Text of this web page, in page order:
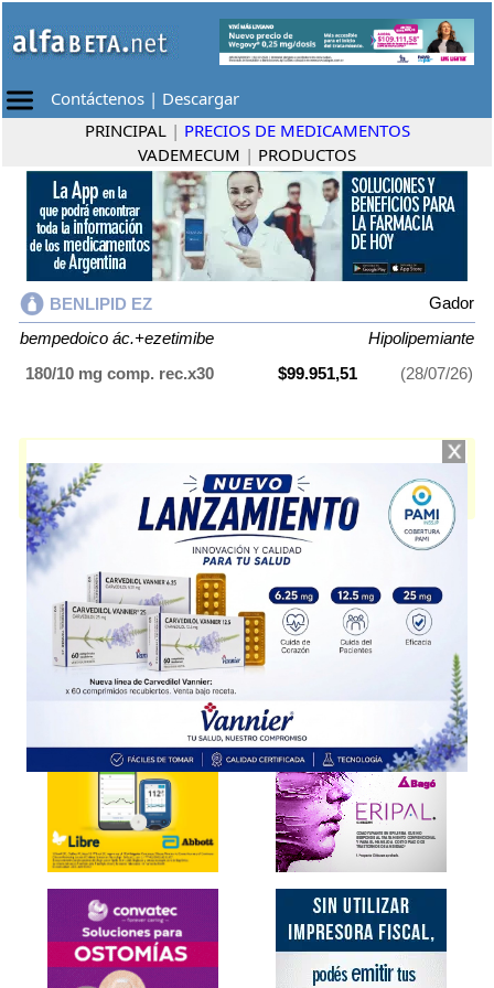
Contáctenos | Descargar
PRINCIPAL | PRECIOS DE MEDICAMENTOS
VADEMECUM | PRODUCTOS
BENLIPID EZ
Gador
bempedoico ác.+ezetimibe
Hipolipemiante
180/10 mg comp. rec.x30
$99.951,51 (28/07/26)
Hipolipemiante
. Es producido porGadory cuenta con 1 presentación
disponible.
Explorar más
Otros productos conbempedoico ác.+ezetimibe
Otros productos deGador